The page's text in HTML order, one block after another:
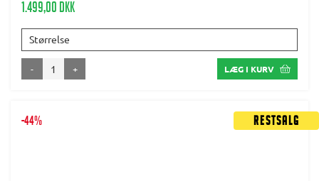
1.499,00 DKK
Størrelse
- + LÆG I KURV
Restsalg
-44%